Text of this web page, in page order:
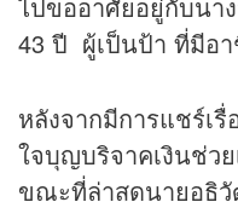
43 ปี ผู้เป็นป้า ที่มีอ
หลังจากมีการแชร์เ
ใจบุญบริจาคเงินช่ว
ขณะที่ล่าสุดนายอธิ